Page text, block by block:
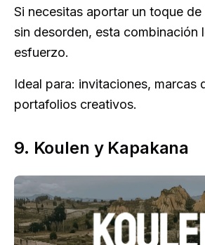
Si necesitas aportar un toque
sin desorden, esta combinación
esfuerzo.
Ideal para: invitaciones, marcas
portafolios creativos.
9. Koulen y Kapakana